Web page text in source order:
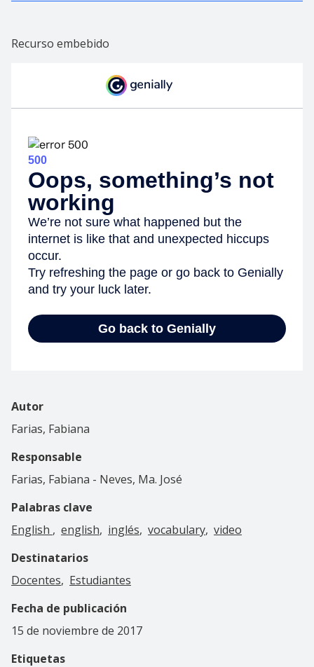
Recurso embebido
Autor
Farias, Fabiana
Responsable
Farias, Fabiana - Neves, Ma. José
Palabras clave
English
english inglés vocabulary video
Destinatarios
Docentes
Estudiantes
Fecha de publicación
15 de noviembre de 2017
Etiquetas